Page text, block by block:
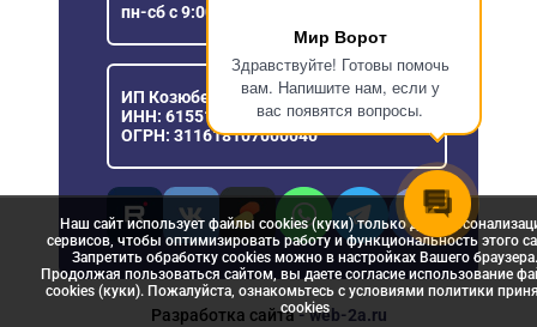
Мир Ворот
Здравствуйте! Готовы помочь
вам. Напишите нам, если у
вас появятся вопросы.
пн-сб с 9:00 до 18:00
ИП Козюберда Денис Александрович
ИНН: 615516030057
ОГРН: 311618107000040
Разработка сайта- web-2a.ru
Наш сайт использует файлы cookies (куки) только для
сервисов, чтобы оптимизировать работу и функциональность этого
Запретить обработку cookies можно в настройках Вашего браузера.
Продолжая пользоваться сайтом, вы даете согласие использование
cookies (куки). Пожалуйста, ознакомьтесь с условиями политики
сookies